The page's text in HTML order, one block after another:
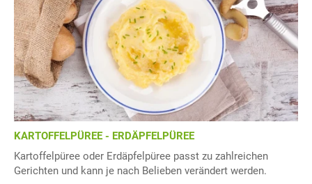
KARTOFFELPÜREE - ERDÄPFELPÜREE
Kartoffelpüree oder Erdäpfelpüree passt zu zahlreichen
Gerichten und kann je nach Belieben verändert werden.